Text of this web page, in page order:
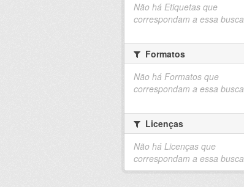
Não há Etiquetas que
correspondam a essa busca
Formatos
Não há Formatos que
correspondam a essa busca
Licenças
Não há Licenças que
correspondam a essa busca